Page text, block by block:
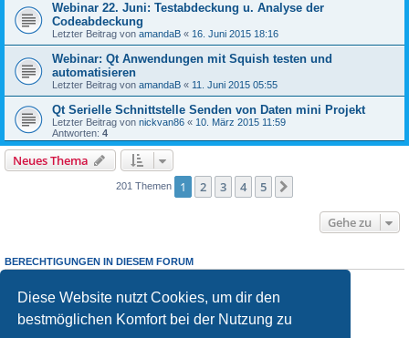
Diese Website nutzt Cookies, um dir den
bestmöglichen Komfort bei der Nutzung zu
Webinar 22. Juni: Testabdeckung u. Analyse der
Codeabdeckung
Letzter Beitrag von amandaB « 16. Juni 2015 18:16
Webinar: Qt Anwendungen mit Squish testen und
automatisieren
Letzter Beitrag von amandaB « 11. Juni 2015 05:55
Qt Serielle Schnittstelle Senden von Daten mini Projekt
Letzter Beitrag von nickvan86 « 10. März 2015 11:59
Antworten: 4
Neues Thema
201 Themen 1 2 3 4 5
Gehe zu
BERECHTIGUNGEN IN DIESEM FORUM
Du darfst
keine Antworten zu Themen in diesem Forum erstellen.
Du darfst deine Beiträge in diesem Forumnichtändern.
Du darfst deine Beiträge in diesem Forum nicht löschen.
keine